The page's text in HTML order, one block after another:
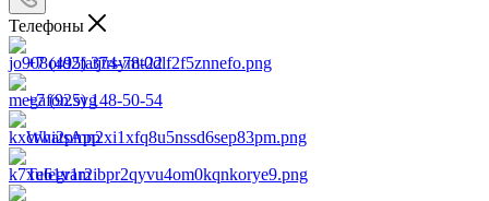
Телефоны
+7 (495) 374-78-22
+7 (925) 148-50-54
WhatsApp
Telegram